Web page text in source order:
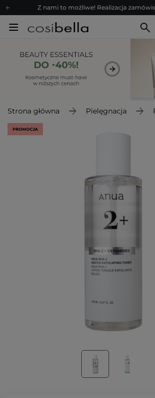
Z nami to możliwe! Realizacja
Poleć nas i zyskaj jeszcze więcej
Bezpłatne konsultacje
Z nami to możliwe! Realizacja
Poleć nas i zyskaj jeszcze więcej
Zapisz się na newsletter pełen
Strona główna Pielęgnacja
PROMOCJA